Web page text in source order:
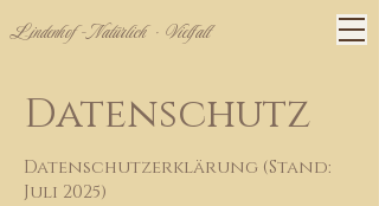
Lindenhof - Natürlich · Vielfalt
Datenschutz
Datenschutzerklärung (Stand:
Juli 2025)